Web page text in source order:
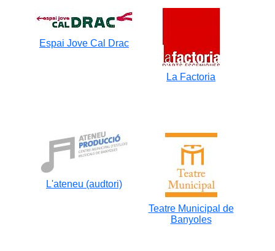
Espai Jove Cal Drac
La Factoria
L'ateneu (audtori)
Teatre Municipal de
Banyoles